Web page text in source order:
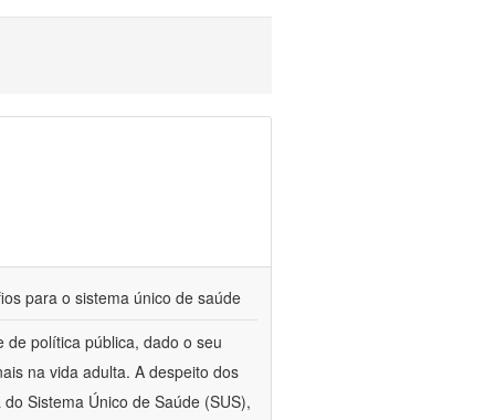
para o sistema único de saúde
política pública, dado o seu
na vida adulta. A despeito dos
Sistema Único de Saúde (SUS),